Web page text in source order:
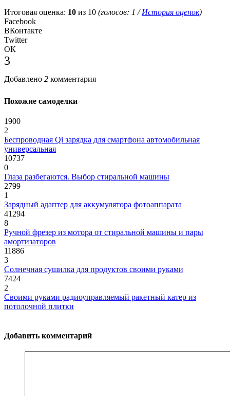
Итоговая оценка: 10 из 10 (голосов: 1 /История оценок)
Facebook
ВКонтакте
Twitter
ОК
3
Добавлено 2 комментария
Похожие самоделки
1900
2
Беспроводная Qi зарядка для смартфона автомобильная
универсальная
10737
0
Глаза разбегаются. Выбор стиральной машины
2799
1
Зарядный адаптер для аккумулятора фотоаппарата
41294
8
Ручной фрезер из мотора от стиральной машины и пары
амортизаторов
11886
3
Солнечная сушилка для продуктов своими руками
7424
2
Своими руками радиоуправляемый ракетный катер из
потолочной плитки
Добавить комментарий